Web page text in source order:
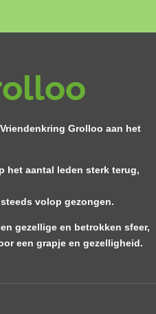
Grolloo aan het
het aantal leden sterk terug,
volop gezongen.
gezellige en betrokken sfeer,
een grapje en gezelligheid.